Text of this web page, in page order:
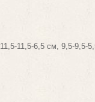
11,5-6,5 см, 9,5-9,5-